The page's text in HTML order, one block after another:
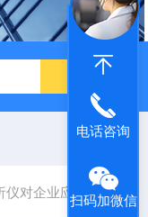
准法国进口品牌
仪对企业应用
电话咨询
扫码加微信